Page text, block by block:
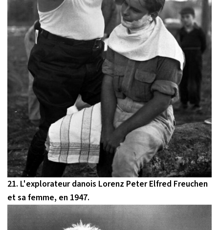
21. L'explorateur danois Lorenz Peter Elfred Freuchen
et sa femme, en 1947.